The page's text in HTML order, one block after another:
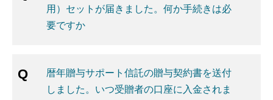
用）セットが届きました。何か手続きは必
要ですか
暦年贈与サポート信託の贈与契約書を送付
しました。いつ受贈者の口座に入金されま